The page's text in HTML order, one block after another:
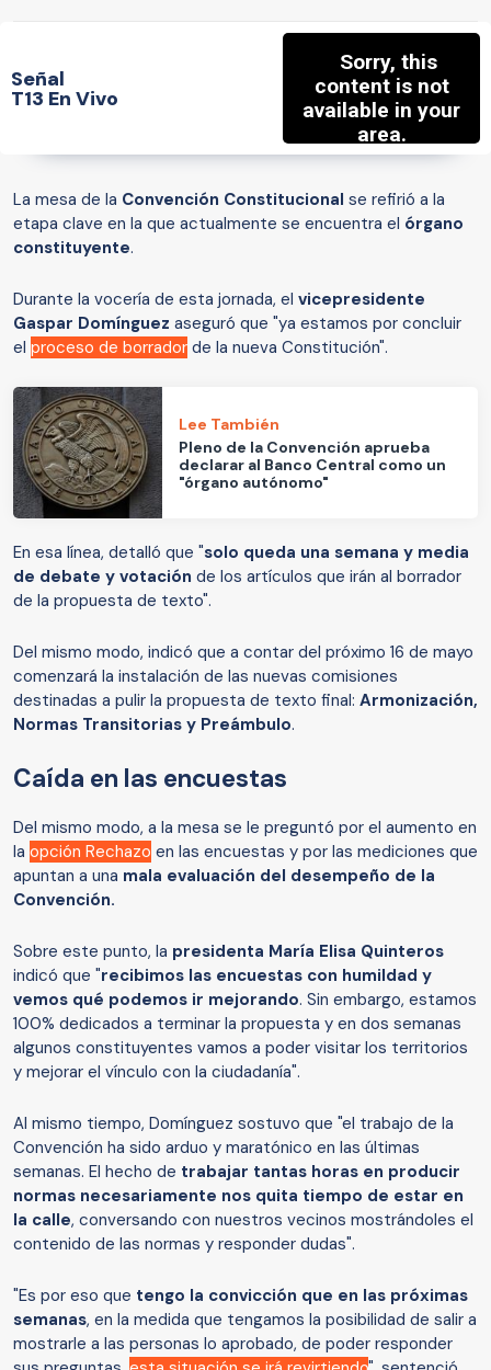
Señal
T13 En Vivo
La mesa de la Convención Constitucional se refirió a la
etapa clave en la que actualmente se encuentra el órgano
constituyente.
Durante la vocería de esta jornada, el vicepresidente
Gaspar Domínguez aseguró que "ya estamos por concluir
el proceso de borrador de la nueva Constitución".
Lee También
Pleno de la Convención aprueba
declarar al Banco Central como un
"órgano autónomo"
En esa línea, detalló que "solo queda una semana y media
de debate y votación de los artículos que irán al borrador
de la propuesta de texto".
Del mismo modo, indicó que a contar del próximo 16 de mayo
comenzará la instalación de las nuevas comisiones
destinadas a pulir la propuesta de texto final: Armonización,
Normas Transitorias y Preámbulo.
Caída en las encuestas
Del mismo modo, a la mesa se le preguntó por el aumento en
la opción Rechazo en las encuestas y por las mediciones que
apuntan a una mala evaluación del desempeño de la
Convención.
Sobre este punto, la presidenta María Elisa Quinteros
indicó que "recibimos las encuestas con humildad y
vemos qué podemos ir mejorando. Sin embargo, estamos
100% dedicados a terminar la propuesta y en dos semanas
algunos constituyentes vamos a poder visitar los territorios
y mejorar el vínculo con la ciudadanía".
Al mismo tiempo, Domínguez sostuvo que "el trabajo de la
Convención ha sido arduo y maratónico en las últimas
semanas. El hecho de trabajar tantas horas en producir
normas necesariamente nos quita tiempo de estar en
la calle, conversando con nuestros vecinos mostrándoles el
contenido de las normas y responder dudas".
"Es por eso que tengo la convicción que en las próximas
semanas, en la medida que tengamos la posibilidad de salir a
mostrarle a las personas lo aprobado, de poder responder